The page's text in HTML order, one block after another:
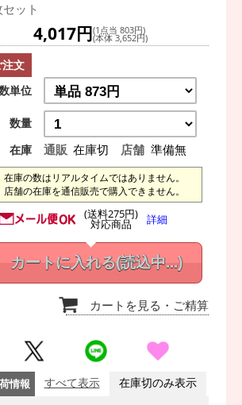
ット
4,017円(1点当 803円)
(本体 3,652円)
注文
単位
数量
在庫
通販 在庫切 店舗 準備無
在庫の数はリアルタイムではありません。
店舗の在庫を通信販売で購入できません。
(送料275円)
対応商品 詳細
カートに入れる(読込中...)
カートを見る ・ご精算
情報 すべて表示 在庫切のみ表示